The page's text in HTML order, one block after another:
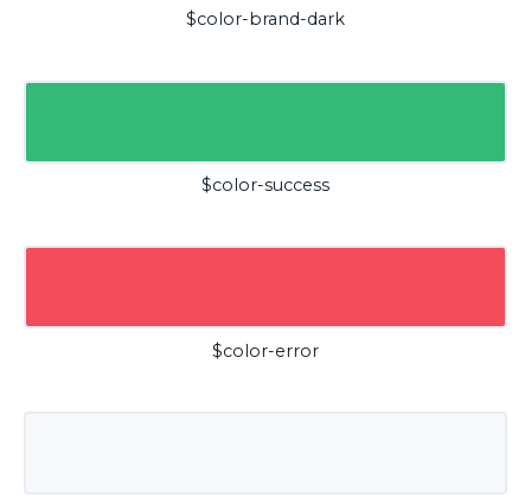
$color-brand-dark
$color-success
$color-error